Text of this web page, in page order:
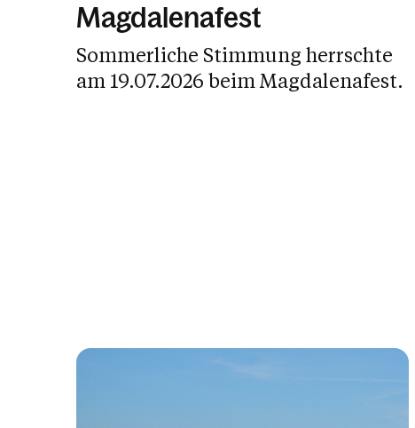
Magdalenafest
Sommerliche Stimmung herrschte
am 19.07.2026 beim Magdalenafest.